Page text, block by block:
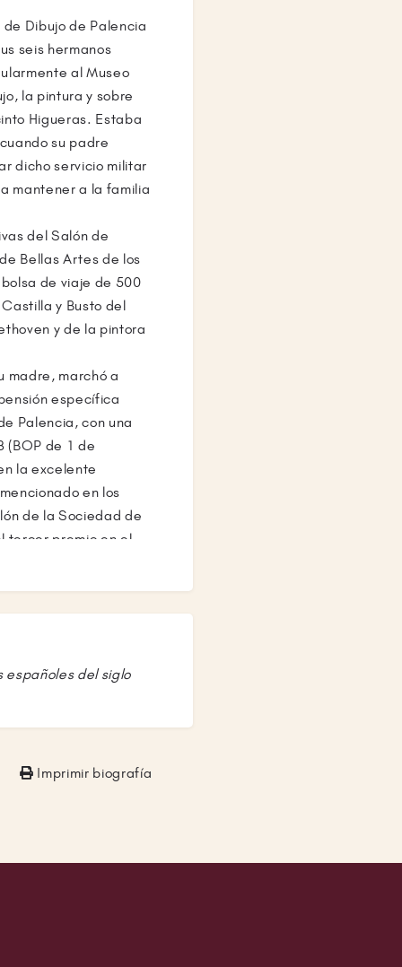
Dibujo de Palencia
seis hermanos
al Museo
la pintura y sobre
Higueras. Estaba
su padre
dicho servicio militar
mantener a la familia
del Salón de
Bellas Artes de los
de viaje de 500
y Busto del
y de la pintora
madre, marchó a
específica
Palencia, con una
(BOP de 1 de
la excelente
en los
de la Sociedad de
tercer premio en el
escultura sobre
se le cita en
Evocación de
Gentes de
Casado del Alisal
Cruz y la
Sra. de Atocha y en
Artes de Madrid.
españoles del siglo
Imprimir biografía